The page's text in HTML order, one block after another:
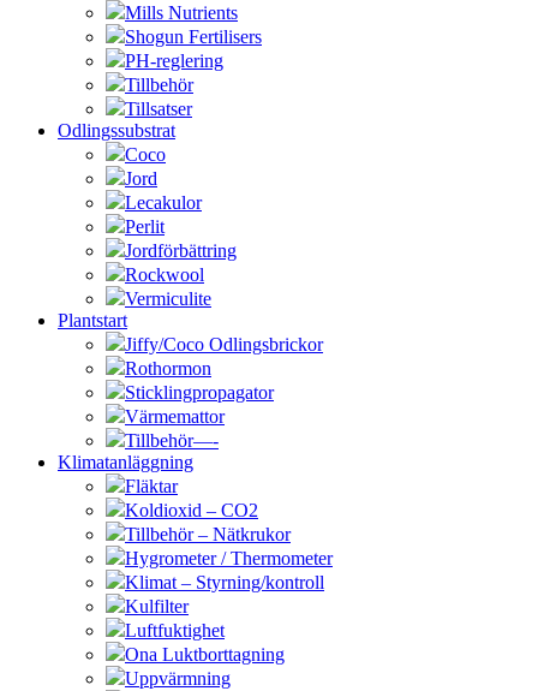
Mills Nutrients
Shogun Fertilisers
PH-reglering
Tillbehör
Tillsatser
Odlingssubstrat
Coco
Jord
Lecakulor
Perlit
Jordförbättring
Rockwool
Vermiculite
Plantstart
Jiffy/Coco Odlingsbrickor
Rothormon
Sticklingpropagator
Värmemattor
Tillbehör—-
Klimatanläggning
Fläktar
Koldioxid – CO2
Tillbehör – Nätkrukor
Hygrometer / Thermometer
Klimat – Styrning/kontroll
Kulfilter
Luftfuktighet
Ona Luktborttagning
Uppvärmning